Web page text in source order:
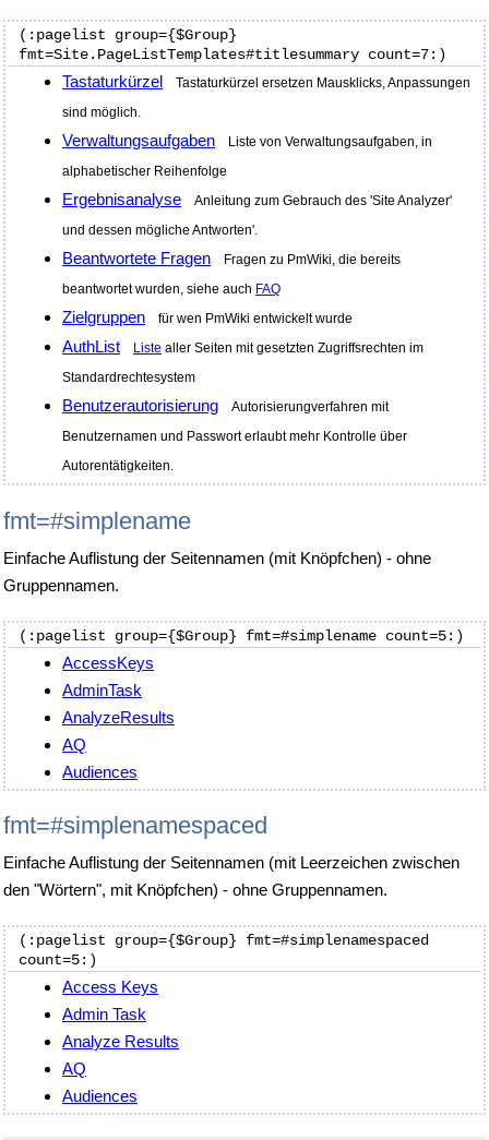
(:pagelist group={$Group}
Tastaturkürzel
Tastaturkürzel ersetzen Mausklicks, Anpassungen
sind möglich.
Verwaltungsaufgaben
Liste von Verwaltungsaufgaben, in
alphabetischer Reihenfolge
Ergebnisanalyse
Anleitung zum Gebrauch des 'Site Analyzer'
und dessen mögliche Antworten'.
Beantwortete Fragen
Fragen zu PmWiki, die bereits
beantwortet wurden, siehe auch FAQ
Zielgruppen für wen PmWiki entwickelt wurde
AuthList Liste aller Seiten mit gesetzten Zugriffsrechten im
Standardrechtesystem
Benutzerautorisierung
Autorisierungverfahren mit
Benutzernamen und Passwort erlaubt mehr Kontrolle über
Autorentätigkeiten.
fmt=#simplename
Einfache Auflistung der Seitennamen (mit Knöpfchen) - ohne
Gruppennamen.
AccessKeys
AdminTask
AnalyzeResults
AQ
Audiences
fmt=#simplenamespaced
Einfache Auflistung der Seitennamen (mit Leerzeichen zwischen
den "Wörtern", mit Knöpfchen) - ohne Gruppennamen.
(:pagelist group={$Group} fmt=#simplenamespaced
Access Keys
Admin Task
Analyze Results
AQ
Audiences